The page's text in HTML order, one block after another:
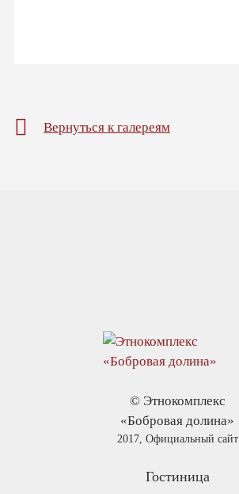
Вернуться к галереям
© Этнокомплекс
«Бобровая долина»
2017, Официальный сайт
Гостиница